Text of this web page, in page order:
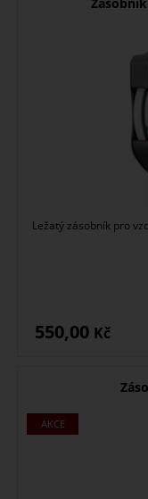
Ležatý zásobník pro
550,00 Kč